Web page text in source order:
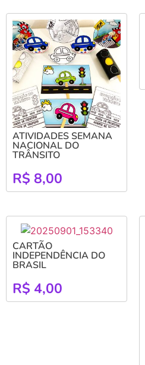
ATIVIDADES SEMANA
NACIONAL DO
TRÂNSITO
R$ 8,00
CARTÃO
INDEPENDÊNCIA DO
BRASIL
R$ 4,00